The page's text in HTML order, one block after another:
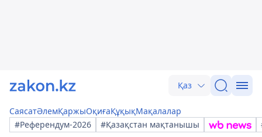
Қаз
СаясатӘлемҚаржыОқиғаҚұқықМақалалар
#Референдум-2026
#Қазақстан мақтанышы